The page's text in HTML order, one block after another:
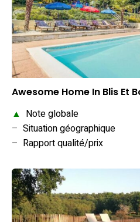
Awesome Home In Blis Et
▲ Note globale
– Situation géographique
– Rapport qualité/prix